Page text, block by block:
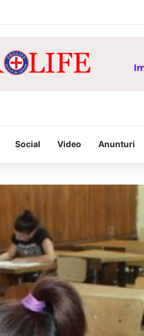
Social Video Anunturi